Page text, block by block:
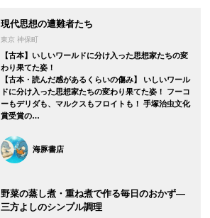
現代思想の遭難者たち
東京 神保町
【古本】いしいワールドに分け入った思想家たちの変
わり果てた姿！
【古本・読んだ感があるくらいの傷み】 いしいワール
ドに分け入った思想家たちの変わり果てた姿！ フーコ
ーもデリダも、マルクスもフロイトも！ 手塚治虫文化
賞受賞の…
海豚書店
野菜の蒸し煮・重ね煮で作る毎日のおかず―
三方よしのシンプル調理